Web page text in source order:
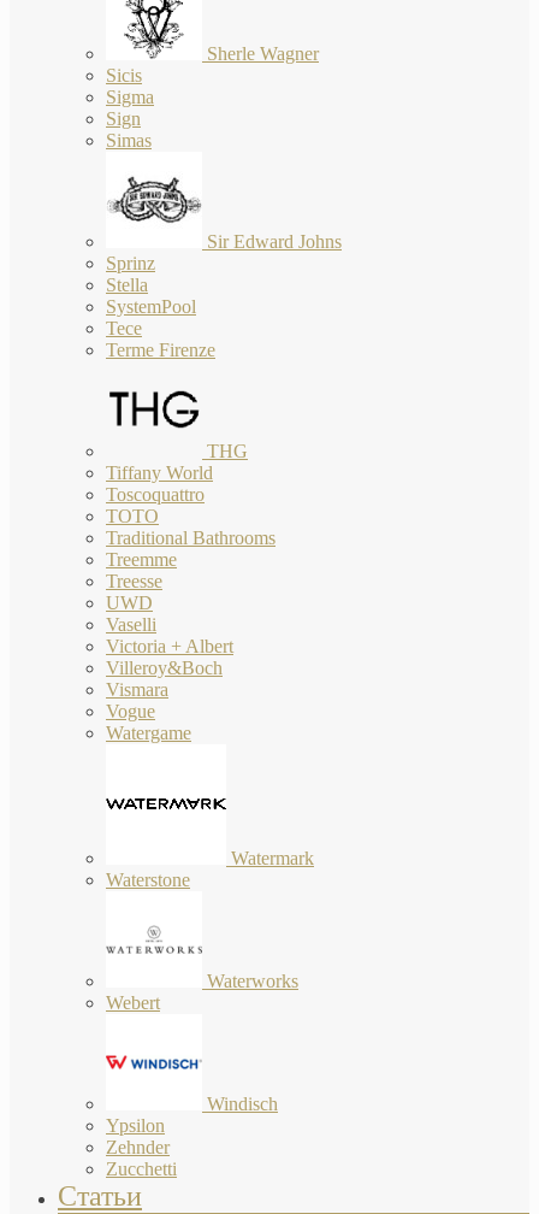
Sherle Wagner
Sicis
Sigma
Sign
Simas
Sir Edward Johns
Sprinz
Stella
SystemPool
Tece
Terme Firenze
THG
Tiffany World
Toscoquattro
TOTO
Traditional Bathrooms
Treemme
Treesse
UWD
Vaselli
Victoria + Albert
Villeroy&Boch
Vismara
Vogue
Watergame
Watermark
Waterstone
Waterworks
Webert
Windisch
Ypsilon
Zehnder
Zucchetti
Статьи